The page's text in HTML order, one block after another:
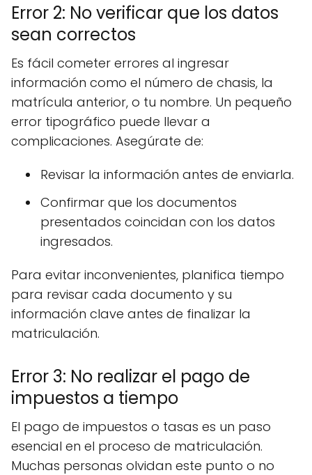
Error 2: No verificar que los datos
sean correctos
Es fácil cometer errores al ingresar
información como el número de chasis, la
matrícula anterior, o tu nombre. Un pequeño
error tipográfico puede llevar a
complicaciones. Asegúrate de:
Revisar la información antes de enviarla.
Confirmar que los documentos
presentados coincidan con los datos
ingresados.
Para evitar inconvenientes, planifica tiempo
para revisar cada documento y su
información clave antes de finalizar la
matriculación.
Error 3: No realizar el pago de
impuestos a tiempo
El pago de impuestos o tasas es un paso
esencial en el proceso de matriculación.
Muchas personas olvidan este punto o no